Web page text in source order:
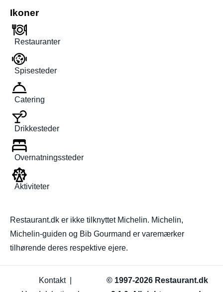
Ikoner
Restauranter
Spisesteder
Catering
Drikkesteder
Overnatningssteder
Aktiviteter
Restaurant.dk er ikke tilknyttet Michelin. Michelin,
Michelin-guiden og Bib Gourmand er varemærker
tilhørende deres respektive ejere.
© 1997-2026 Restaurant.dk
Kontakt|